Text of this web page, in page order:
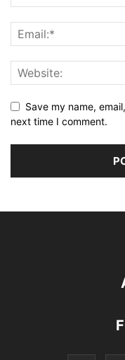
Save my name,
next time I comment.